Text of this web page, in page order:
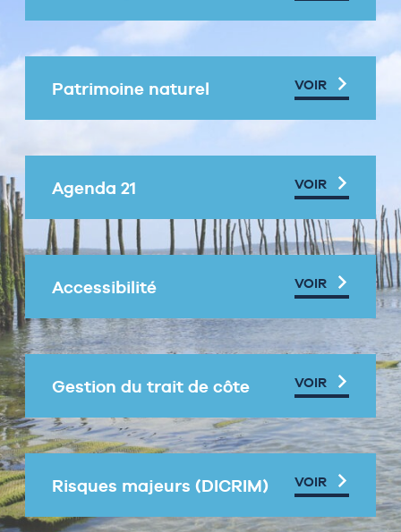
Patrimoine naturel VOIR
Agenda 21 VOIR
Accessibilité VOIR
Gestion du trait de côte VOIR
Risques majeurs (DICRIM) VOIR